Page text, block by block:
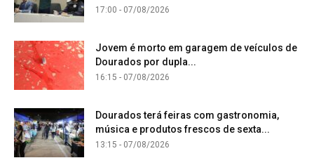
17:00 - 07/08/2026
Jovem é morto em garagem de veículos de
Dourados por dupla...
16:15 - 07/08/2026
Dourados terá feiras com gastronomia,
música e produtos frescos de sexta...
13:15 - 07/08/2026